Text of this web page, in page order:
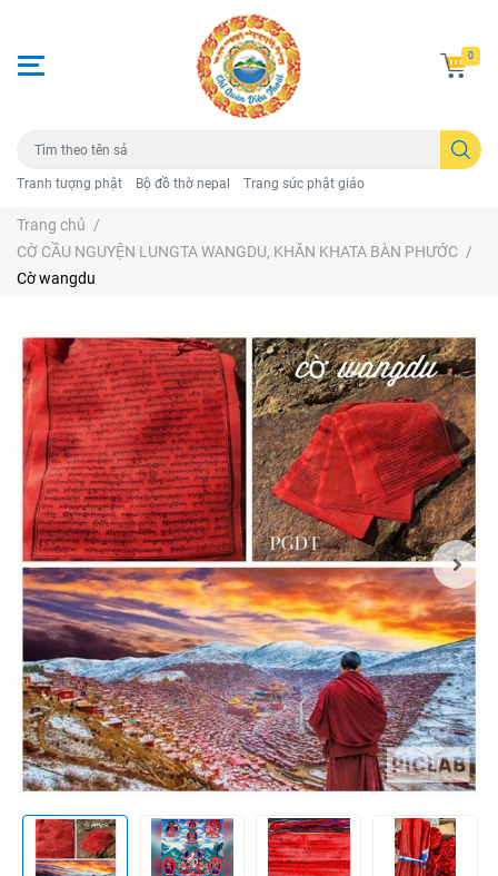
Tranh tượng phật Bộ đồ thờ nepal Trang sức phật giáo
0
Trang chủ /
CỜ CẦU NGUYỆN LUNGTA WANGDU, KHĂN KHATA BÀN PHƯỚC /
Cờ wangdu